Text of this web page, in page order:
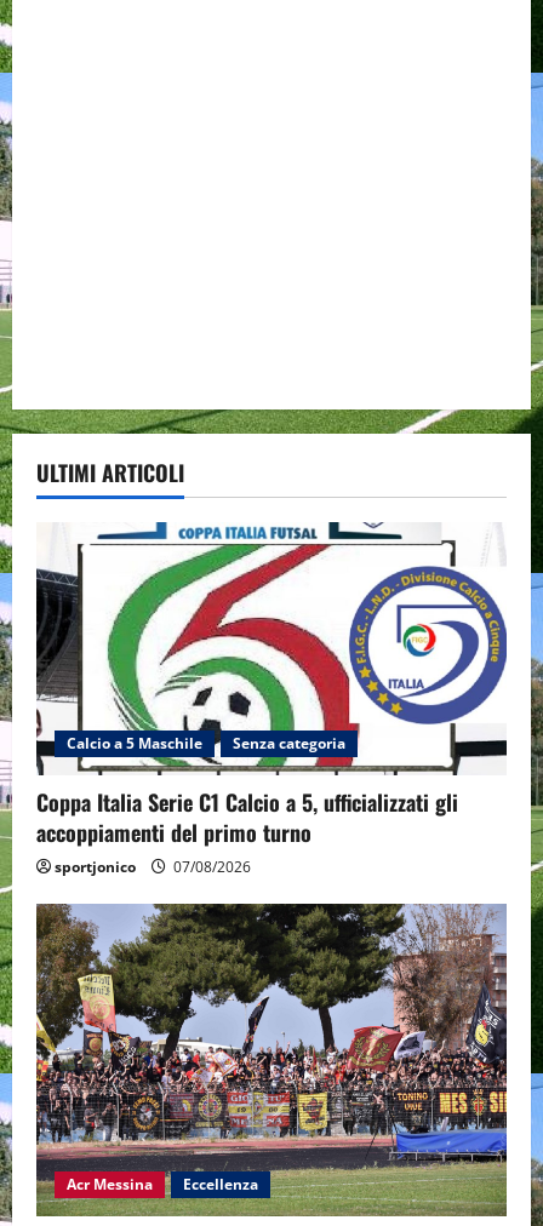
ULTIMI ARTICOLI
Calcio a 5 Maschile Senza categoria
Coppa Italia Serie C1 Calcio a 5, ufficializzati gli
accoppiamenti del primo turno
sportjonico 07/08/2026
Acr Messina Eccellenza